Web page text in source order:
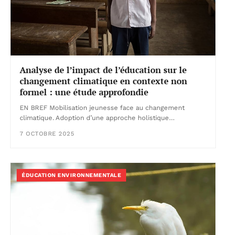
Analyse de l’impact de l’éducation sur le
changement climatique en contexte non
formel : une étude approfondie
EN BREF Mobilisation jeunesse face au changement
climatique. Adoption d’une approche holistique…
7 OCTOBRE 2025
ÉDUCATION ENVIRONNEMENTALE